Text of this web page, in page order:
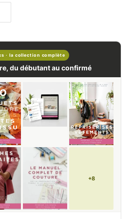
· la collection complète
du débutant au confirmé
+8